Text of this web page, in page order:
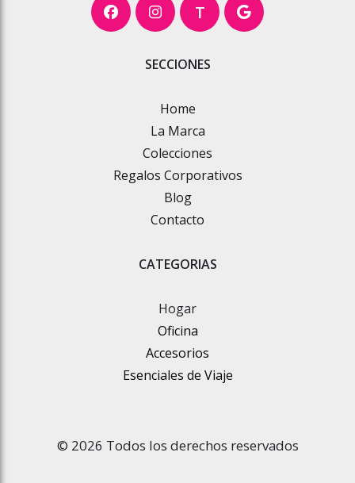
T
SECCIONES
Home
La Marca
Colecciones
Regalos Corporativos
Blog
Contacto
CATEGORIAS
Hogar
Oficina
Accesorios
Esenciales de Viaje
© 2026 Todos los derechos reservados